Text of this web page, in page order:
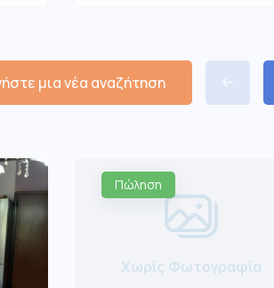
μια νέα αναζήτηση
Πώληση
Χωρίς Φωτογραφία